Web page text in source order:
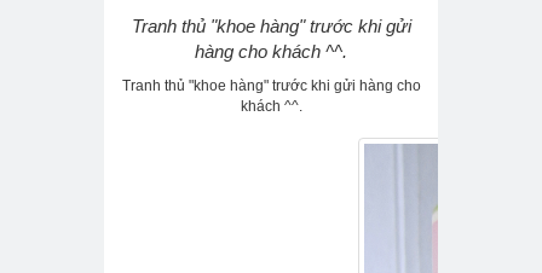
Tranh thủ "khoe hàng" trước khi gửi
hàng cho khách ^^.
Tranh thủ "khoe hàng" trước khi gửi hàng cho
khách ^^.